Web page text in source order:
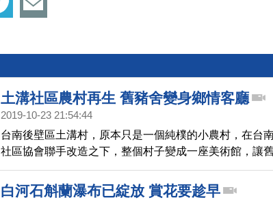
土溝社區農村再生 舊豬舍變身鄉情客廳
2019-10-23 21:54:44
台南後壁區土溝村，原本只是一個純樸的小農村，在台
社區協會聯手改造之下，整個村子變成一座美術館，讓
氣象。透過鏡頭帶您一起去看看。
白河石斛蘭瀑布已綻放 賞花要趁早